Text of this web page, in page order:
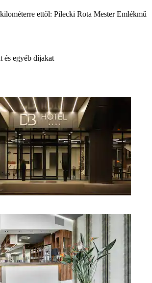
ettől: Pilecki Rota Mester Emlékmű
és egyéb díjakat